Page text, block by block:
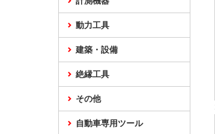
動力工具
建築・設備
絶縁工具
その他
自動車専用ツール